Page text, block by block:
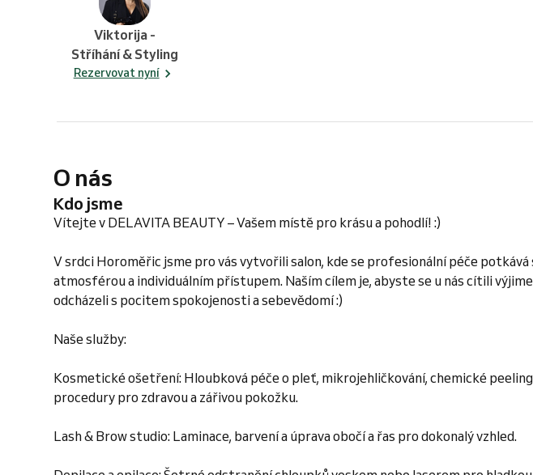
Viktorija -
Stříhání & Styling
Rezervovat nyní
O nás
Kdo jsme
Vítejte v DELAVITA BEAUTY – Vašem místě pro krásu a pohodlí! :)
V srdci Horoměřic jsme pro vás vytvořili salon, kde se profesionální péče
atmosférou a individuálním přístupem. Naším cílem je, abyste se u nás cítili
odcházeli s pocitem spokojenosti a sebevědomí :)
Naše služby:
Kosmetické ošetření: Hloubková péče o pleť, mikrojehličkování, chemické
procedury pro zdravou a zářivou pokožku.
Lash & Brow studio: Laminace, barvení a úprava obočí a řas pro dokonalý vzhled.